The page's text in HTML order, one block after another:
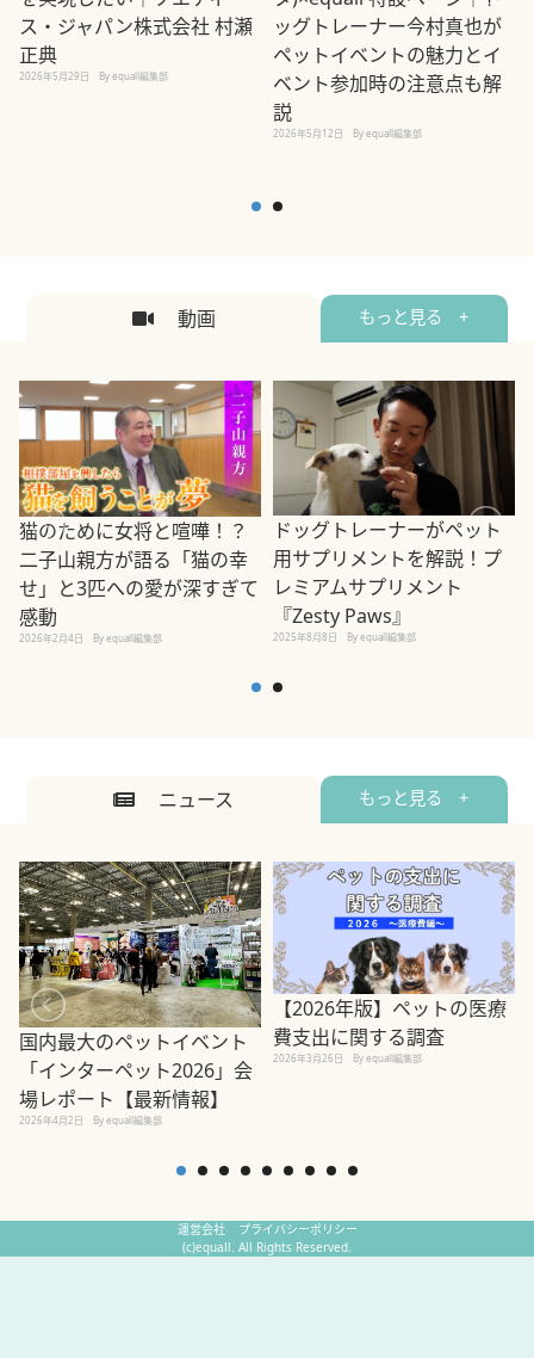
ス・ジャパン株式会社 村瀬
正典
2026年5月29日 By equall編集部
ッグトレーナー今村真也が
ペットイベントの魅力とイ
ベント参加時の注意点も解
説
2026年5月12日 By equall編集部
動画 もっと見る +
猫のために女将と喧嘩！？
二子山親方が語る「猫の幸
せ」と3匹への愛が深すぎて
感動
2026年2月4日 By equall編集部
ドッグトレーナーがペット
用サプリメントを解説！プ
レミアムサプリメント
『Zesty Paws』
2025年8月8日 By equall編集部
ニュース もっと見る +
国内最大のペットイベント
「インターペット2026」会
場レポート【最新情報】
2026年4月2日 By equall編集部
【2026年版】ペットの医療
費支出に関する調査
2026年3月26日 By equall編集部
運営会社
プライバシーポリシー
(c)equall. All Rights Reserved.